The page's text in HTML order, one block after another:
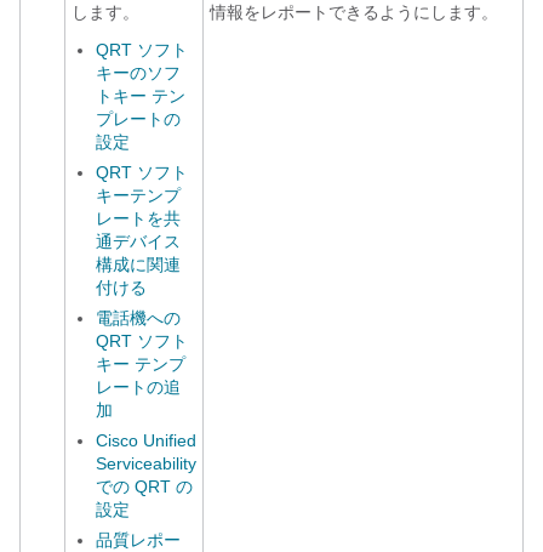
します。
QRT ソフト
キーのソフ
トキー テン
プレートの
設定
QRT ソフト
キーテンプ
レートを共
通デバイス
構成に関連
付ける
電話機への
QRT ソフト
キー テンプ
レートの追
加
Cisco Unified
Serviceability
での QRT の
設定
品質レポー
情報をレポートできるようにします。